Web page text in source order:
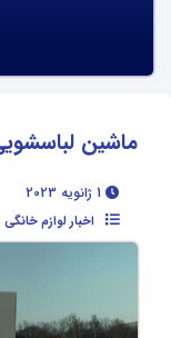
ماشین
اخبار لوازم خانگی